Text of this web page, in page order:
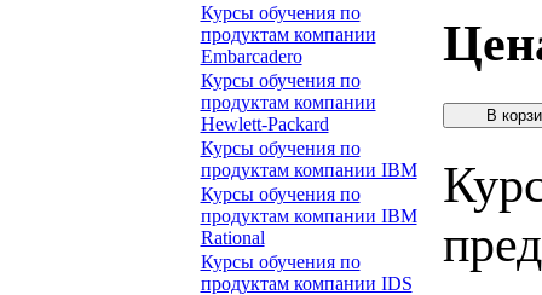
Курсы обучения по
продуктам компании
Embarcadero
Курсы обучения по
продуктам компании
Hewlett-Packard
Курсы обучения по
продуктам компании IBM
Курсы обучения по
продуктам компании IBM
Rational
Курсы обучения по
продуктам компании IDS